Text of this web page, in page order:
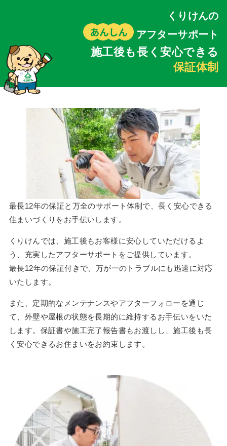
くりけんの
アフターサポート
施工後も長く安心できる
保証体制
最長12年の保証と万全のサポート体制で、長く安心できる
住まいづくりをお手伝いします。
くりけんでは、施工後もお客様に安心していただけるよ
う、充実したアフターサポートをご提供しています。
最長12年の保証付きで、万が一のトラブルにも迅速に対応
いたします。
また、定期的なメンテナンスやアフターフォローを通じ
て、外壁や屋根の状態を長期的に維持するお手伝いをいた
します。保証書や施工完了報告書もお渡しし、施工後も長
く安心できるお住まいをお約束します。